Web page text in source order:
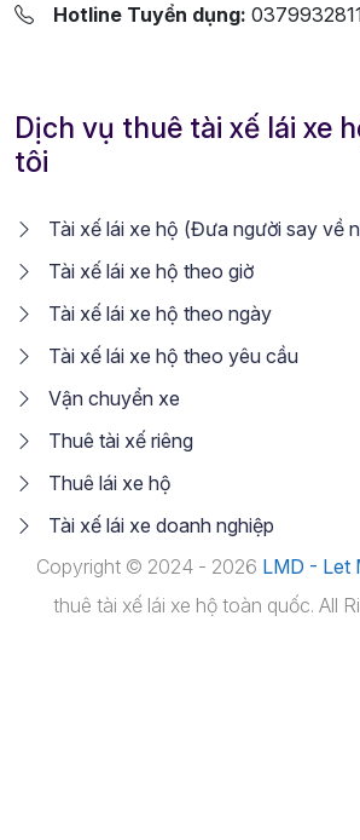
Hotline Tuyển dụng:
Dịch vụ thuê tài xế lái xe
tôi
Tài xế lái xe hộ (Đưa người say về
Tài xế lái xe hộ theo giờ
Tài xế lái xe hộ theo ngày
Tài xế lái xe hộ theo yêu cầu
Vận chuyển xe
Thuê tài xế riêng
Thuê lái xe hộ
Tài xế lái xe doanh nghiệp
Copyright © 2024 - 2026 LMD - Let
thuê tài xế lái xe hộ toàn quốc. All